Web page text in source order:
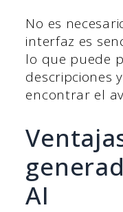
No es
interfaz es
lo que puede
descripciones
encontrar el
AI